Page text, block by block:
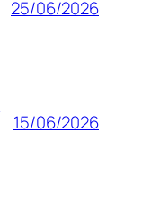
25/06/2026
15/06/2026